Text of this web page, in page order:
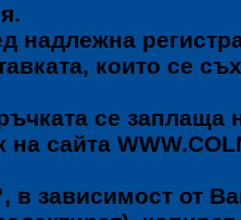
надлежна
които се
се заплаща
сайта
зависимост от